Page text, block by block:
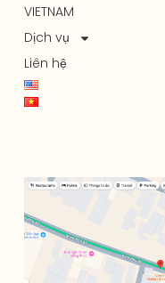
VIETNAM
Dịch vụ
Liên hệ